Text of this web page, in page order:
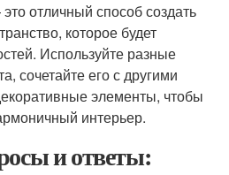
отличный способ создать
которое будет
Используйте разные
сочетайте его с другими
элементы, чтобы
интерьер.
и ответы: